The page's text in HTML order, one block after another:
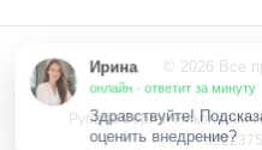
© 2026 Все
Рубцов Сергей
Ирина
онлайн · ответит за минуту
Здравствуйте!
оценить внедрение?